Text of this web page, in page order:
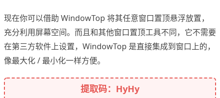
现在你可以借助 WindowTop 将其任意窗口置顶悬浮放置，
充分利用屏幕空间。而且和其他窗口置顶工具不同，它不需要
在第三方软件上设置，WindowTop 是直接集成到窗口上的，
像最大化 / 最小化一样方便。
提取码：HyHy